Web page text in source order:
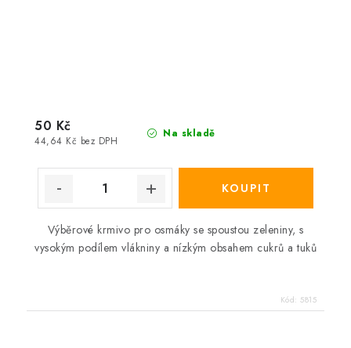
Na skladě
44,64 Kč bez DPH
50 Kč
Výběrové krmivo pro osmáky se spoustou zeleniny, s
vysokým podílem vlákniny a nízkým obsahem cukrů a tuků
Kód: 5815